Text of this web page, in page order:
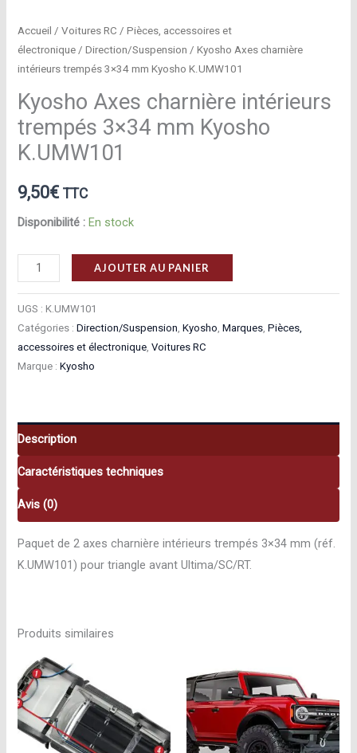
Accueil /Voitures RC /Pièces, accessoires et
électronique /Direction/Suspension / Kyosho Axes charnière
intérieurs trempés 3×34 mm Kyosho K.UMW101
Kyosho Axes charnière intérieurs
trempés 3×34 mm Kyosho
K.UMW101
9,50€ TTC
Disponibilité : En stock
quantité
de
Kyosho
Axes
charnière
intérieurs
mm
Kyosho
K.UMW101
AJOUTER AU PANIER
UGS :K.UMW101
Catégories :Direction/Suspension ,Kyosho ,Marques ,Pièces,
accessoires et électronique ,Voitures RC
Marque :Kyosho
Description
Caractéristiques techniques
Avis (0)
Paquet de 2 axes charnière intérieurs trempés 3×34 mm (réf.
K.UMW101) pour triangle avant Ultima/SC/RT.
Produits similaires